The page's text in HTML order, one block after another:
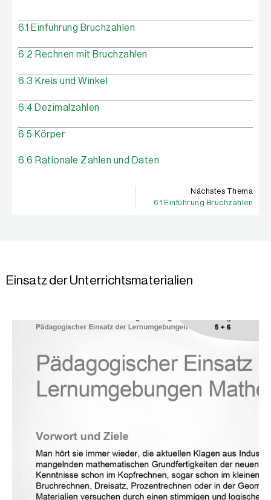
6.1 Einführung Bruchzahlen
6.2 Rechnen mit Bruchzahlen
6.3 Kreis und Winkel
6.4 Dezimalzahlen
6.5 Körper
6.6 Rationale Zahlen und Daten
Nächstes Thema
6.1 Einführung Bruchzahlen
Einsatz der Unterrichtsmaterialien